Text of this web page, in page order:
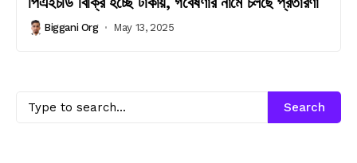
Biggani Org May 13, 2025
Search